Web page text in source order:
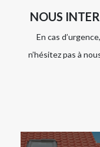
NOUS
En cas
n’hésitez pas à